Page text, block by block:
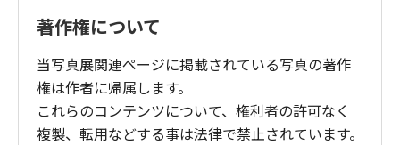
著作権について
当写真展関連ページに掲載されている写真の著作
権は作者に帰属します。
これらのコンテンツについて、権利者の許可なく
複製、転用などする事は法律で禁止されています。